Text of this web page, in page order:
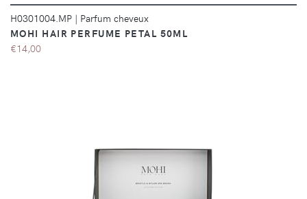
H0301004.MP | Parfum cheveux
MOHI HAIR PERFUME PETAL 50ML
€14,00
DÉTAILS